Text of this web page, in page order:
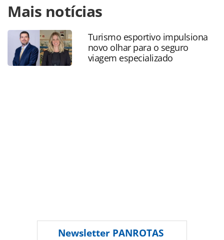
https://www.panrotas.com.br/mercado/economia-e-
politica/2024/06/fercomercio-rj-e-o-mais-novo-membro-da-
un-tourism_206245.html ou as ferramentas oferecidas na
página. Todo o conteúdo produzido pela PANROTAS
Editora é protegido pela legislação brasileira sobre direito
autoral. Não reproduza o conteúdo sem autorização da
Mais notícias
Turismo esportivo impulsiona
novo olhar para o seguro
viagem especializado
Newsletter PANROTAS